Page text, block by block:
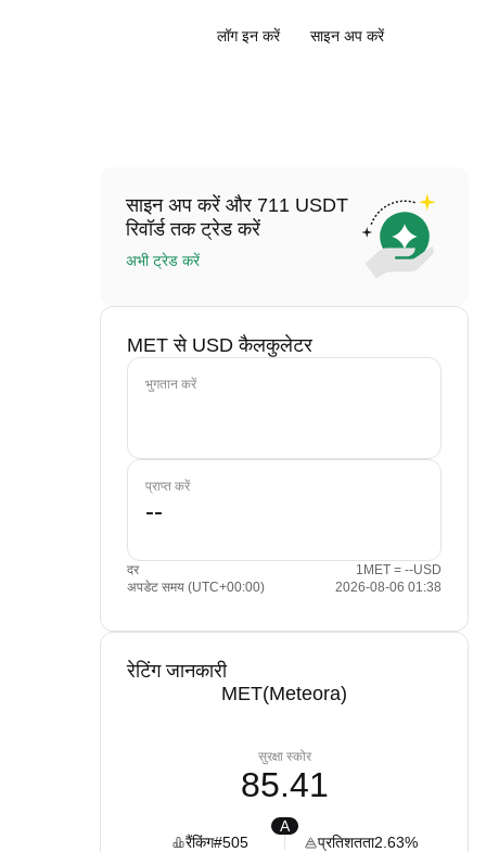
लॉग इन करें साइन अप करें
साइन अप करें और 711 USDT
रिवॉर्ड तक ट्रेड करें
अभी ट्रेड करें
MET से USD कैलकुलेटर
भुगतान करें
प्राप्त करें
दर
1MET = --USD
अपडेट समय (UTC+00:00)
2026-08-06 01:38
रेटिंग जानकारी
MET(Meteora)
सुरक्षा स्कोर
85.41
A
रैंकिंग#505 प्रतिशतता2.63%